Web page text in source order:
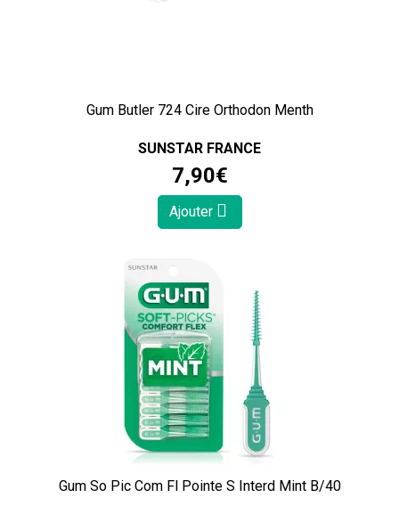
Gum Butler 724 Cire Orthodon Menth
SUNSTAR FRANCE
7,90€
Ajouter
Gum So Pic Com Fl Pointe S Interd Mint B/40